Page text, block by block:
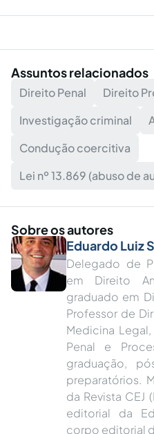
Assuntos relacionados
Direito Penal
Direito
Investigação criminal
Condução coercitiva
Lei nº 13.869 (abuso de
Sobre os autores
Eduardo Luiz
Delegado de
em Direito
graduado em
Professor de
Medicina
Penal e
graduação,
preparatórios.
da Revista CEJ
editorial da
corpo editorial